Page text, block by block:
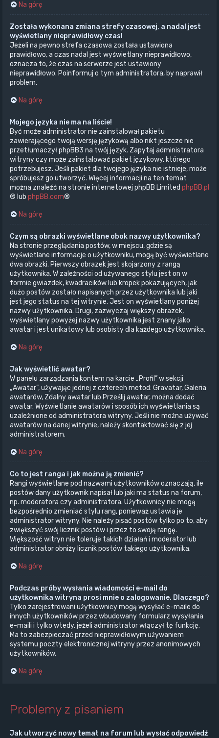
Na górę
Została wykonana zmiana strefy czasowej, a nadal jest
wyświetlany nieprawidłowy czas!
Jeżeli na pewno strefa czasowa została ustawiona
prawidłowo, a czas nadal jest wyświetlany nieprawidłowo,
oznacza to, że czas na serwerze jest ustawiony
nieprawidłowo. Poinformuj o tym administratora, by naprawił
problem.
Na górę
Mojego języka nie ma na liście!
Być może administrator nie zainstalował pakietu
zawierającego twoją wersję językową albo nikt jeszcze nie
przetłumaczył phpBB3 na twój język. Zapytaj administratora
witryny czy może zainstalować pakiet językowy, którego
potrzebujesz. Jeśli pakiet dla twojego języka nie istnieje, może
spróbujesz go utworzyć. Więcej informacji na ten temat
można znaleźć na stronie internetowej phpBB Limited phpBB.pl
® lub phpBB.com®
Na górę
Czym są obrazki wyświetlane obok nazwy użytkownika?
Na stronie przeglądania postów, w miejscu, gdzie są
wyświetlane informacje o użytkowniku, mogą być wyświetlane
dwa obrazki. Pierwszy obrazek jest skojarzony z rangą
użytkownika. W zależności od używanego stylu jest on w
formie gwiazdek, kwadracików lub kropek pokazujących, jak
dużo postów zostało napisanych przez użytkownika lub jaki
jest jego status na tej witrynie. Jest on wyświetlany poniżej
nazwy użytkownika. Drugi, zazwyczaj większy obrazek,
wyświetlany powyżej nazwy użytkownika jest znany jako
awatar i jest unikatowy lub osobisty dla każdego użytkownika.
Na górę
Jak wyświetlić awatar?
W panelu zarządzania kontem na karcie „Profil” w sekcji
„Awatar”, używając jednej z czterech metod: Gravatar, Galeria
awatarów, Zdalny awatar lub Prześlij awatar, można dodać
awatar. Wyświetlanie awatarów i sposób ich wyświetlania są
uzależnione od administratora witryny. Jeśli nie można używać
awatarów na danej witrynie, należy skontaktować się z jej
administratorem.
Na górę
Co to jest ranga i jak można ją zmienić?
Rangi wyświetlane pod nazwami użytkowników oznaczają, ile
postów dany użytkownik napisał lub jaki ma status na forum,
np. moderatora czy administratora. Użytkownicy nie mogą
bezpośrednio zmieniać stylu rang, ponieważ ustawia je
administrator witryny. Nie należy pisać postów tylko po to, aby
zwiększyć swój licznik postów i przez to swoją rangę.
Większość witryn nie toleruje takich działań i moderator lub
administrator obniży licznik postów takiego użytkownika.
Na górę
Podczas próby wysłania wiadomości e-mail do
użytkownika witryna prosi mnie o zalogowanie. Dlaczego?
Tylko zarejestrowani użytkownicy mogą wysyłać e-maile do
innych użytkowników przez wbudowany formularz wysyłania
e-maili i tylko wtedy, jeżeli administrator włączył tę funkcję.
Ma to zabezpieczać przed nieprawidłowym używaniem
systemu poczty elektronicznej witryny przez anonimowych
użytkowników.
Na górę
Problemy z pisaniem
Jak utworzyć nowy temat na forum lub wysłać odpowiedź